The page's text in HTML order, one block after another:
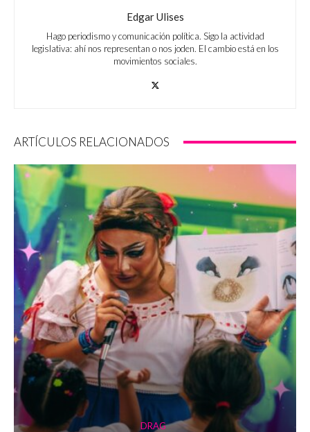
Edgar Ulises
Hago periodismo y comunicación política. Sigo la actividad
legislativa: ahí nos representan o nos joden. El cambio está en los
movimientos sociales.
ARTÍCULOS RELACIONADOS
DRAG